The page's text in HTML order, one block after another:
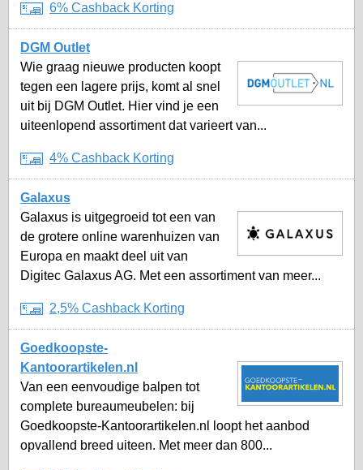
6% Cashback Korting
DGM Outlet
Wie graag nieuwe producten koopt
tegen een lagere prijs, komt al snel
uit bij DGM Outlet. Hier vind je een
uiteenlopend assortiment dat varieert van...
4% Cashback Korting
Galaxus
Galaxus is uitgegroeid tot een van
de grotere online warenhuizen van
Europa en maakt deel uit van
Digitec Galaxus AG. Met een assortiment van meer...
2,5% Cashback Korting
Goedkoopste-
Kantoorartikelen.nl
Van een eenvoudige balpen tot
complete bureaumeubelen: bij
Goedkoopste-Kantoorartikelen.nl loopt het aanbod
opvallend breed uiteen. Met meer dan 800...